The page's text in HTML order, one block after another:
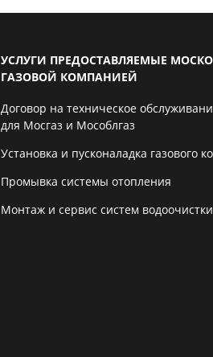
УСЛУГИ ПРЕДОСТАВЛЯЕМЫЕ
ГАЗОВОЙ КОМПАНИЕЙ
Договор на техническое
для Мосгаз и Мособлгаз
Установка и пусконаладка газового
Промывка системы отопления
Монтаж и сервис систем